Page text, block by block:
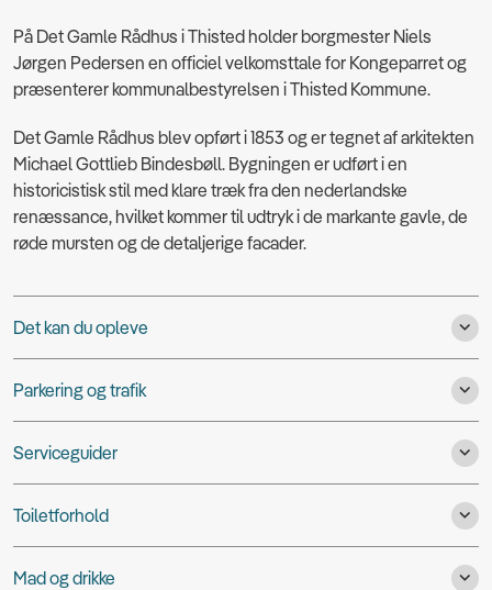
På Det Gamle Rådhus i Thisted holder borgmester Niels
Jørgen Pedersen en officiel velkomsttale for Kongeparret og
præsenterer kommunalbestyrelsen i Thisted Kommune.
Det Gamle Rådhus blev opført i 1853 og er tegnet af arkitekten
Michael Gottlieb Bindesbøll. Bygningen er udført i en
historicistisk stil med klare træk fra den nederlandske
renæssance, hvilket kommer til udtryk i de markante gavle, de
røde mursten og de detaljerige facader.
Det kan du opleve
Parkering og trafik
Serviceguider
Toiletforhold
Mad og drikke